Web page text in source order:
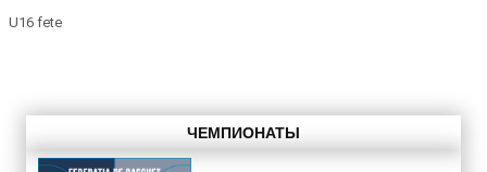
U16 fete
ЧЕМПИОНАТЫ